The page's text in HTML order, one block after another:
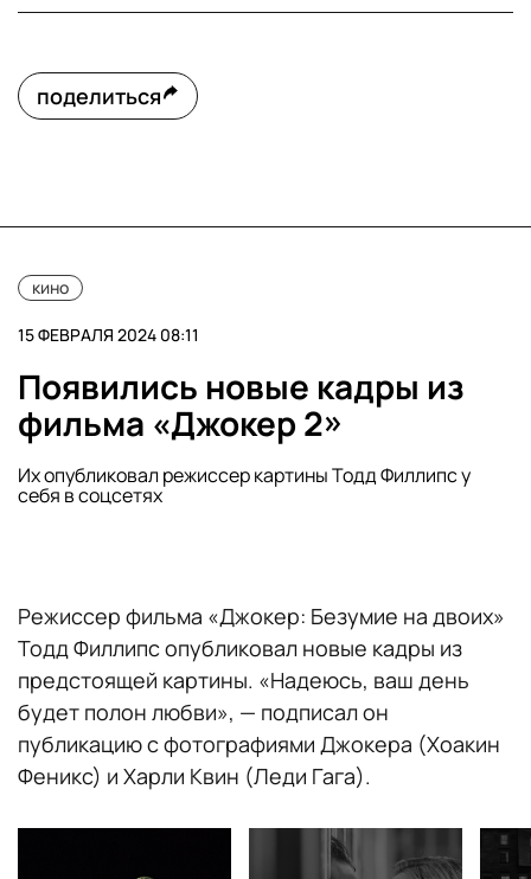
поделиться
кино
15 ФЕВРАЛЯ 2024 08:11
Появились новые кадры из
фильма «Джокер 2»
Их опубликовал режиссер картины Тодд Филлипс у
себя в соцсетях
Режиссер фильма «Джокер: Безумие на двоих»
Тодд Филлипс опубликовал новые кадры из
предстоящей картины. «Надеюсь, ваш день
будет полон любви», — подписал он
публикацию с фотографиями Джокера (Хоакин
Феникс) и Харли Квин (Леди Гага).